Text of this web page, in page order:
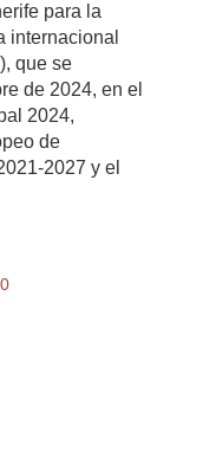
para la
internacional
que se
de 2024, en el
2024,
de
2027 y el